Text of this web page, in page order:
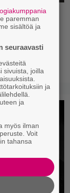
saa
on
paremman
sisältöä ja
seuraavasti
sivuista, joilla
ja
ja
myös ilman
Voit
tahansa